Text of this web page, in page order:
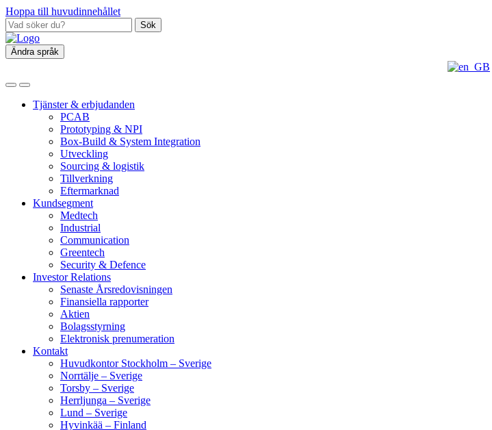
Hoppa till huvudinnehållet
Sök
Ändra språk
Tjänster & erbjudanden
PCAB
Prototyping & NPI
Box‑Build & System Integration
Utveckling
Sourcing & logistik
Tillverkning
Eftermarknad
Kundsegment
Medtech
Industrial
Communication
Greentech
Security & Defence
Investor Relations
Senaste Årsredovisningen
Finansiella rapporter
Aktien
Bolagsstyrning
Elektronisk prenumeration
Kontakt
Huvudkontor Stockholm – Sverige
Norrtälje – Sverige
Torsby – Sverige
Herrljunga – Sverige
Lund – Sverige
Hyvinkää – Finland